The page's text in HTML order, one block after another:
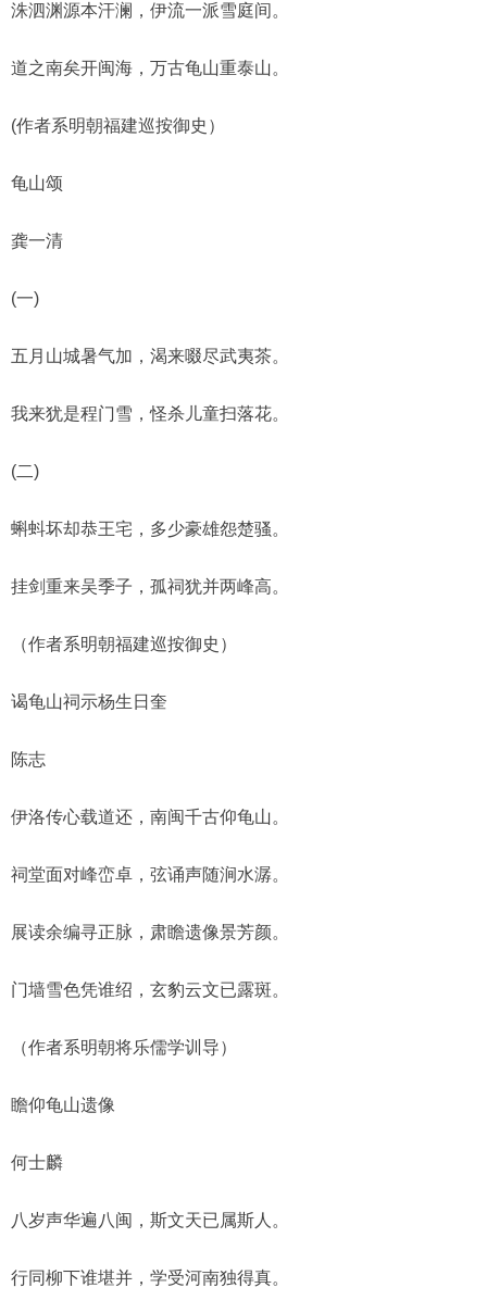
洙泗渊源本汗澜，伊流一派雪庭间。
道之南矣开闽海，万古龟山重泰山。
(作者系明朝福建巡按御史）
龟山颂
龚一清
(一)
五月山城暑气加，渴来啜尽武夷茶。
我来犹是程门雪，怪杀儿童扫落花。
(二)
蝌蚪坏却恭王宅，多少豪雄怨楚骚。
挂剑重来吴季子，孤祠犹并两峰高。
（作者系明朝福建巡按御史）
谒龟山祠示杨生日奎
陈志
伊洛传心载道还，南闽千古仰龟山。
祠堂面对峰峦卓，弦诵声随涧水潺。
展读余编寻正脉，肃瞻遗像景芳颜。
门墙雪色凭谁绍，玄豹云文已露斑。
（作者系明朝将乐儒学训导）
瞻仰龟山遗像
何士麟
八岁声华遍八闽，斯文天已属斯人。
行同柳下谁堪并，学受河南独得真。